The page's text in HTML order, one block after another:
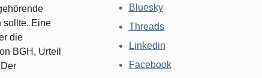
sollte. Eine
die
BGH, Urteil
Bluesky
Threads
Linkedin
Facebook